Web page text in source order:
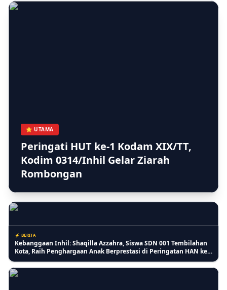
⭐ UTAMA
Peringati HUT ke-1 Kodam XIX/TT,
Kodim 0314/Inhil Gelar Ziarah
Rombongan
⚡ INDRAGIRI HILIR
Monyet Liar di Tembilahan Kian Parah, Ketua MUI Inhil: Ini
⚡ BERITA
Kebanggaan Inhil: Shaqilla Azzahra, Siswa SDN 001 Tembilahan
Kota, Raih Penghargaan Anak Berprestasi di Peringatan HAN ke-